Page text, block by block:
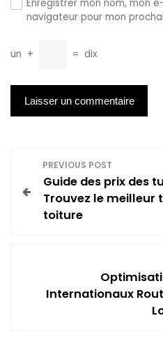
Enregistrer mon nom, mon
navigateur pour mon
un + = dix
a
PREVIOUS POST
Guide des prix des
Trouvez le meilleur
toiture
Internationaux